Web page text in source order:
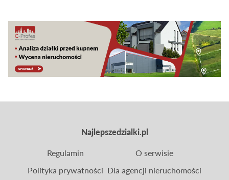
Najlepszedzialki.pl
Regulamin
Polityka prywatności
O serwisie
Dla agencji nieruchomości